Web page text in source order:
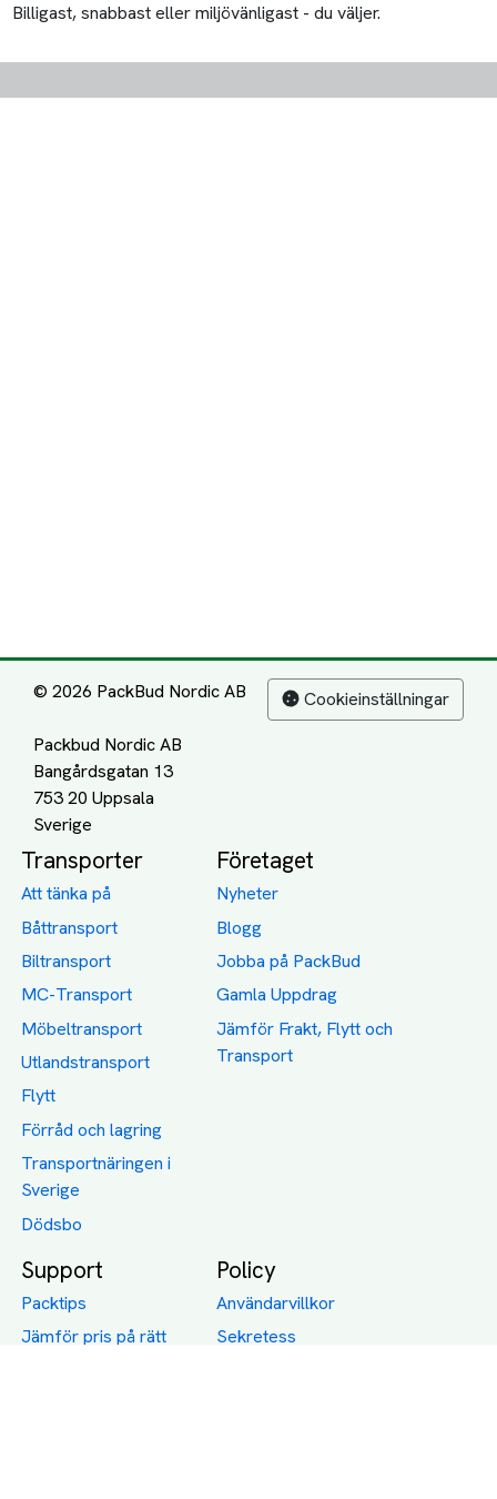
Billigast, snabbast eller miljövänligast - du väljer.
© 2026 PackBud Nordic AB
Packbud Nordic AB
Bangårdsgatan 13
753 20 Uppsala
Cookieinställningar
Transporter
Att tänka på
Båttransport
Biltransport
MC-Transport
Möbeltransport
Utlandstransport
Flytt
Förråd och lagring
Transportnäringen i
Sverige
Dödsbo
Företaget
Nyheter
Blogg
Jobba på PackBud
Gamla Uppdrag
Jämför Frakt, Flytt och
Transport
Support
Packtips
Jämför pris på rätt
Policy
Användarvillkor
Sekretess